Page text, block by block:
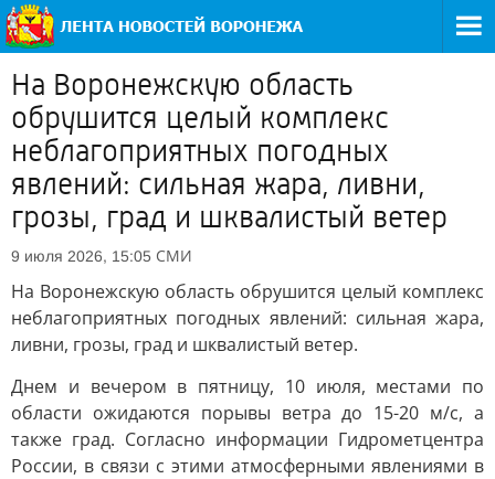
На Воронежскую область
обрушится целый комплекс
неблагоприятных погодных
явлений: сильная жара, ливни,
грозы, град и шквалистый ветер
9 июля 2026, 15:05 СМИ
На Воронежскую область обрушится целый комплекс
неблагоприятных погодных явлений: сильная жара,
ливни, грозы, град и шквалистый ветер.
Днем и вечером в пятницу, 10 июля, местами по
области ожидаются порывы ветра до 15-20 м/с, а
также град. Согласно информации Гидрометцентра
России, в связи с этими атмосферными явлениями в